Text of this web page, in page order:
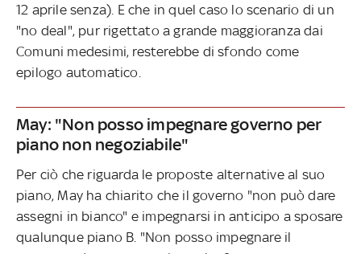
12 aprile senza). E che in quel caso lo scenario di un
"no deal", pur rigettato a grande maggioranza dai
Comuni medesimi, resterebbe di sfondo come
epilogo automatico.
May: "Non posso impegnare governo per
piano non negoziabile"
Per ciò che riguarda le proposte alternative al suo
piano, May ha chiarito che il governo "non può dare
assegni in bianco" e impegnarsi in anticipo a sposare
qualunque piano B. "Non posso impegnare il